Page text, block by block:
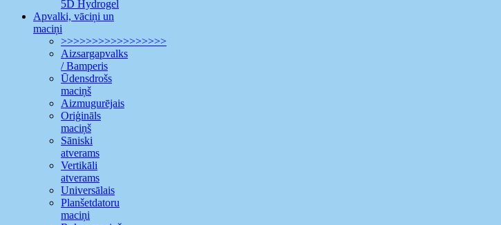
5D Hydrogel
Apvalki, vāciņi un
maciņi
>>>>>>>>>>>>>>>>>
Aizsargapvalks
/ Bamperis
Ūdensdrošs
maciņš
Aizmugurējais
Oriģināls
maciņš
Sāniski
atverams
Vertikāli
atverams
Universālais
Planšetdatoru
maciņi